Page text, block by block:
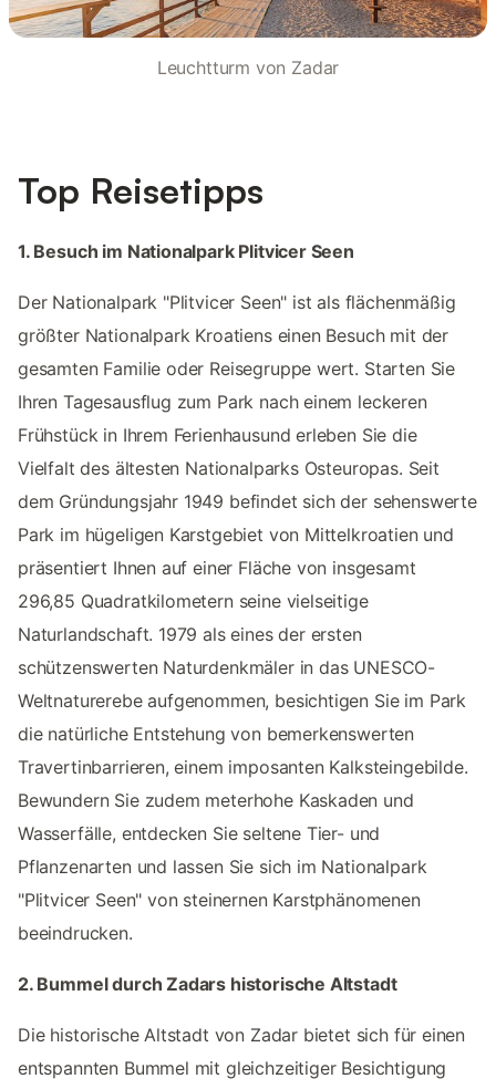
Leuchtturm von Zadar
Top Reisetipps
1. Besuch im Nationalpark Plitvicer Seen
Der Nationalpark "Plitvicer Seen" ist als flächenmäßig
größter Nationalpark Kroatiens einen Besuch mit der
gesamten Familie oder Reisegruppe wert. Starten Sie
Ihren Tagesausflug zum Park nach einem leckeren
Frühstück in Ihrem Ferienhausund erleben Sie die
Vielfalt des ältesten Nationalparks Osteuropas. Seit
dem Gründungsjahr 1949 befindet sich der sehenswerte
Park im hügeligen Karstgebiet von Mittelkroatien und
präsentiert Ihnen auf einer Fläche von insgesamt
296,85 Quadratkilometern seine vielseitige
Naturlandschaft. 1979 als eines der ersten
schützenswerten Naturdenkmäler in das UNESCO-
Weltnaturerebe aufgenommen, besichtigen Sie im Park
die natürliche Entstehung von bemerkenswerten
Travertinbarrieren, einem imposanten Kalksteingebilde.
Bewundern Sie zudem meterhohe Kaskaden und
Wasserfälle, entdecken Sie seltene Tier- und
Pflanzenarten und lassen Sie sich im Nationalpark
"Plitvicer Seen" von steinernen Karstphänomenen
beeindrucken.
2. Bummel durch Zadars historische Altstadt
Die historische Altstadt von Zadar bietet sich für einen
entspannten Bummel mit gleichzeitiger Besichtigung